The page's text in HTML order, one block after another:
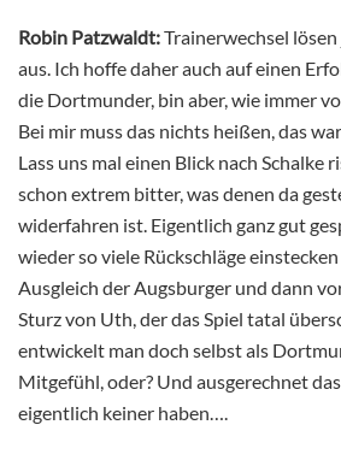
Robin Patzwaldt:Trainerwechsel
aus. Ich hoffe daher auch auf einen
die Dortmunder, bin aber, wie immer
Bei mir muss das nichts heißen, das
Lass uns mal einen Blick nach Schalke
schon extrem bitter, was denen da
widerfahren ist. Eigentlich ganz gut
wieder so viele Rückschläge
Ausgleich der Augsburger und dann
Sturz von Uth, der das Spiel tatal
entwickelt man doch selbst als
Mitgefühl, oder? Und ausgerechnet
eigentlich keiner haben….